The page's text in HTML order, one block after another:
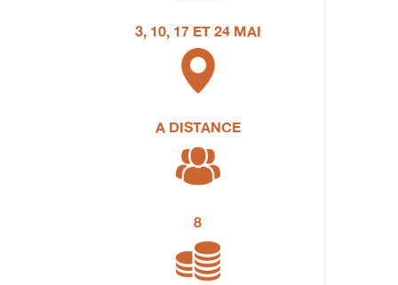
3, 10, 17 ET 24 MAI
A DISTANCE
8